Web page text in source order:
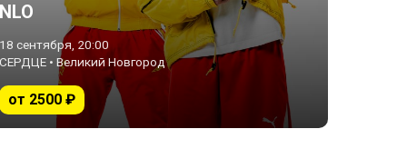
NLO
18 сентября, 20:00
СЕРДЦЕ • Великий Новгород
от 2500 ₽